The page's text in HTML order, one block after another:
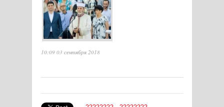
10:09 03 сентября 2018